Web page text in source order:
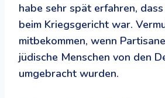
habe sehr spät erfahren,
beim Kriegsgericht war.
mitbekommen, wenn
jüdische Menschen von den
umgebracht wurden.